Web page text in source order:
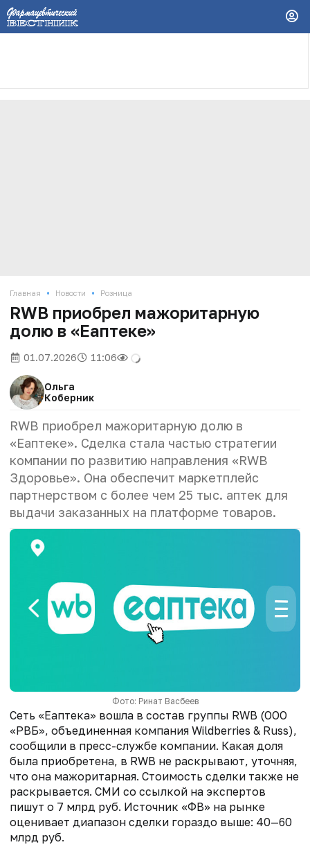
Главная • Новости • Розница
RWB приобрел мажоритарную
долю в «Еаптеке»
01.07.2026 11:06
Ольга
Коберник
RWB приобрел мажоритарную долю в
«Еаптеке». Сделка стала частью стратегии
компании по развитию направления «RWB
Здоровье». Она обеспечит маркетплейс
партнерством с более чем 25 тыс. аптек для
выдачи заказанных на платформе товаров.
Фото: Ринат Васбеев
Сеть «Еаптека» вошла в состав группы RWB (ООО
«РВБ», объединенная компания Wildberries & Russ),
сообщили в пресс-службе компании. Какая доля
была приобретена, в RWB не раскрывают, уточняя,
что она мажоритарная. Стоимость сделки также не
раскрывается. СМИ со ссылкой на экспертов
пишут о 7 млрд руб. Источник «ФВ» на рынке
оценивает диапазон сделки гораздо выше: 40—60
млрд руб.